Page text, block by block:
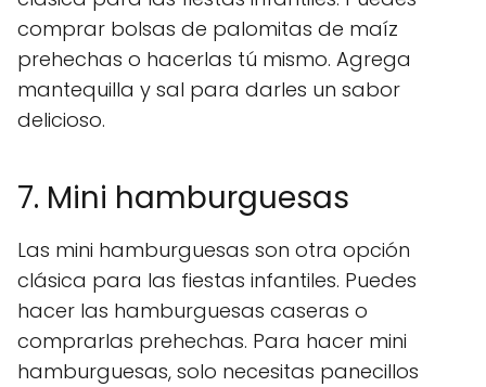
comprar bolsas de palomitas de maíz
prehechas o hacerlas tú mismo. Agrega
mantequilla y sal para darles un sabor
delicioso.
7. Mini hamburguesas
Las mini hamburguesas son otra opción
clásica para las fiestas infantiles. Puedes
hacer las hamburguesas caseras o
comprarlas prehechas. Para hacer mini
hamburguesas, solo necesitas panecillos